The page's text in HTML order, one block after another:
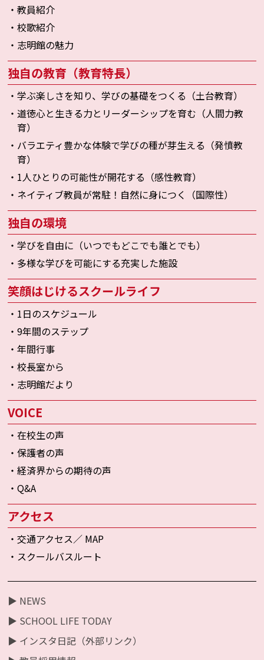
・教員紹介
・校歌紹介
・志明館の魅力
独自の教育（教育特長）
・学ぶ楽しさを知り、学びの基礎をつくる（土台教育）
・道徳心と生きる力とリーダーシップを育む（人間力教
育）
・バラエティ豊かな体験で学びの種が芽生える（発憤教
育）
・1人ひとりの可能性が開花する（感性教育）
・ネイティブ教員が常駐！自然に身につく（国際性）
独自の環境
・学びを自由に（いつでもどこでも誰とでも）
・多様な学びを可能にする充実した施設
笑顔はじけるスクールライフ
・1日のスケジュール
・9年間のステップ
・年間行事
・校長室から
・志明館だより
VOICE
・在校生の声
・保護者の声
・経済界からの期待の声
・Q&A
アクセス
・交通アクセス／ MAP
・スクールバスルート
▶ NEWS
▶ SCHOOL LIFE TODAY
▶ インスタ日記（外部リンク）